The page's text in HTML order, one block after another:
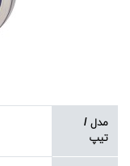
مدل /
تیپ